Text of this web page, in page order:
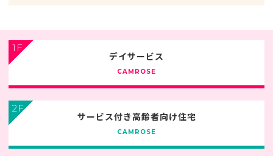
1F
デイサービス
CAMROSE
2F
サービス付き高齢者向け住宅
CAMROSE